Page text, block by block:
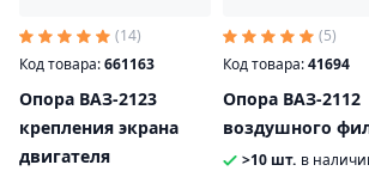
(14)
Код товара:661163
Опора ВАЗ-2123
крепления экрана
двигателя
(5)
Код товара:41694
Опора ВАЗ-2112
воздушного
>10 шт. в